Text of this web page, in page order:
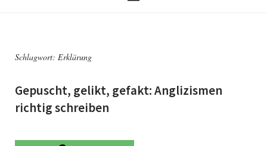
Schlagwort: Erklärung
Gepuscht, gelikt, gefakt: Anglizismen
richtig schreiben